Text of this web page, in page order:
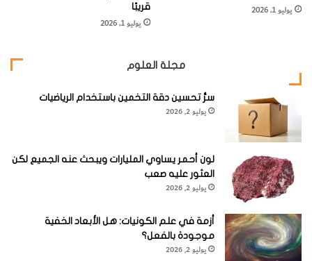
من الذي تُولِّيه نموذجيا ثقتك بأنه يزودك بمعلومات
يوليو 1, 2026
قريبًا
يوليو 1, 2026
مجلة العلوم
سرُّ تحسين دقة التخمين باستخدام الرياضيات
يوليو 2, 2026
لون أحمر يساوي المليارات ويبحث عنه الجميع لكن
العثور عليه صعب
يوليو 2, 2026
أزمة في علم الكونيات: هل الأبعاد الخفية
موجودة بالفعل؟
يوليو 2, 2026